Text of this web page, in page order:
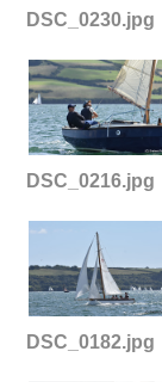
DSC_0230.jpg
DSC_0216.jpg
DSC_0182.jpg